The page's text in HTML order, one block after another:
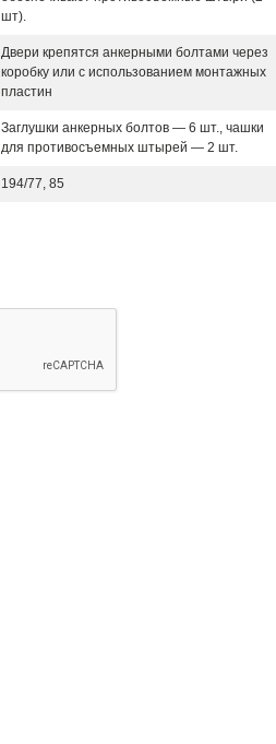
шт).
Двери крепятся анкерными болтами через
коробку или с использованием монтажных
пластин
Заглушки анкерных болтов — 6 шт., чашки
для противосъемных штырей — 2 шт.
194/77, 85